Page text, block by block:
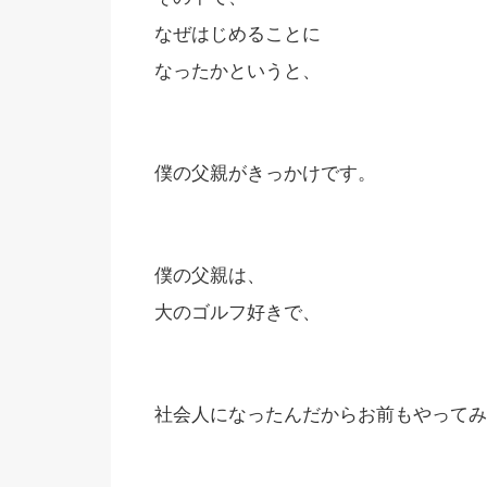
なぜはじめることに
なったかというと、
僕の父親がきっかけです。
僕の父親は、
大のゴルフ好きで、
社会人になったんだからお前もやって